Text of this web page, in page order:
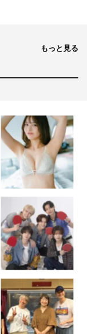
グの動物園 牙を
ゼミ』＞配信概
まで
日（日）12：00
もっと見る